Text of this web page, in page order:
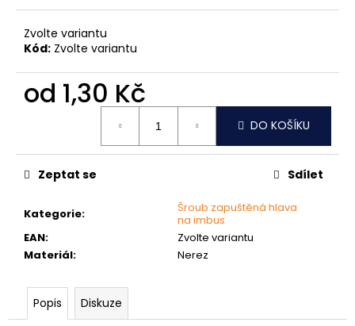
Zvolte variantu
Kód: Zvolte variantu
od 1,30 Kč
DO KOŠÍKU
Kategorie:
Šroub zapuštěná hlava
na imbus
EAN:
Zvolte variantu
Materiál: Nerez
Zeptat se Sdílet
Popis Diskuze
e
DUTÝ
DVOJDÍLNÝ
2
Kč